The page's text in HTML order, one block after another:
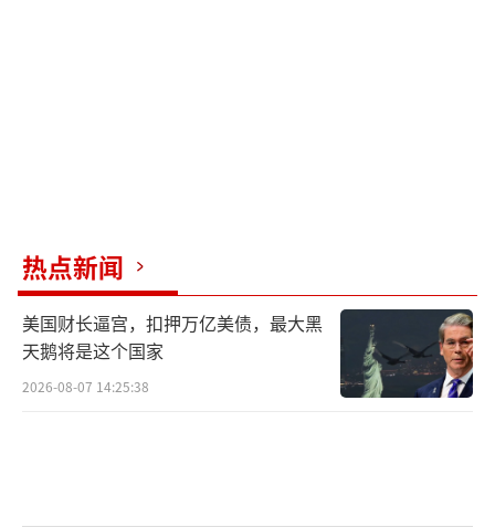
热点新闻
美国财长逼宫，扣押万亿美债，最大黑
天鹅将是这个国家
2026-08-07 14:25:38